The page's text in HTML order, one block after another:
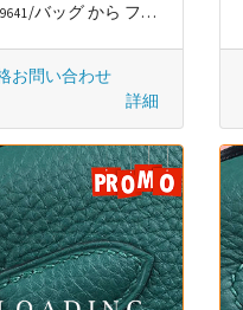
/バッグ から ファッションラグジュアリー
お問い合わせ
詳細